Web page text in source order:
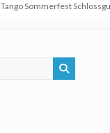
Tango Sommerfest